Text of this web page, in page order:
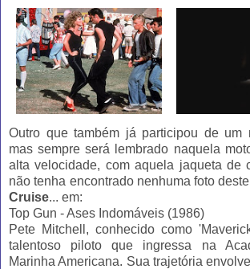
Outro que também já participou de um
mas sempre será lembrado naquela
alta velocidade, com aquela jaqueta de
não tenha encontrado nenhuma foto
Cruise... em:
Top Gun - Ases Indomáveis (1986)
Pete Mitchell, conhecido como
talentoso piloto que ingressa na
Marinha Americana. Sua trajetória